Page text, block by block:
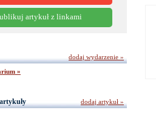
artykuł z linkami
»
dodaj wydarzenie »
dodaj artykuł »